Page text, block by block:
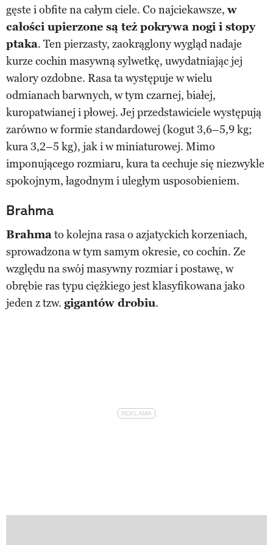
gęste i obfite na całym ciele. Co najciekawsze, w
całości upierzone są też pokrywa nogi i stopy
ptaka. Ten pierzasty, zaokrąglony wygląd nadaje
kurze cochin masywną sylwetkę, uwydatniając jej
walory ozdobne. Rasa ta występuje w wielu
odmianach barwnych, w tym czarnej, białej,
kuropatwianej i płowej. Jej przedstawiciele występują
zarówno w formie standardowej (kogut 3,6–5,9 kg;
kura 3,2–5 kg), jak i w miniaturowej. Mimo
imponującego rozmiaru, kura ta cechuje się niezwykle
spokojnym, łagodnym i uległym usposobieniem.
Brahma
Brahmato kolejna rasa o azjatyckich korzeniach,
sprowadzona w tym samym okresie, co cochin. Ze
względu na swój masywny rozmiar i postawę, w
obrębie ras typu ciężkiego jest klasyfikowana jako
jeden z tzw. gigantów drobiu.